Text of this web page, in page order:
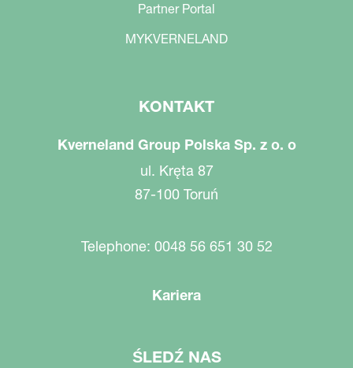
Partner Portal
MYKVERNELAND
KONTAKT
Kverneland Group Polska Sp. z o. o
ul. Kręta 87
87-100 Toruń
Telephone: 0048 56 651 30 52
Kariera
ŚLEDŹ NAS